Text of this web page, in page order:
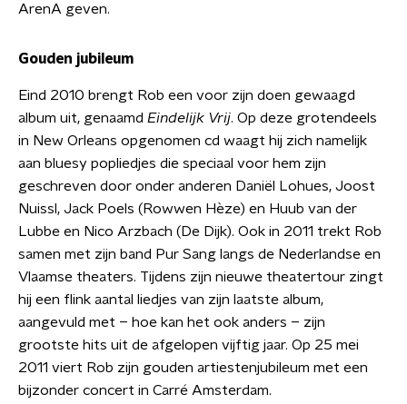
ArenA geven.
Gouden jubileum
Eind 2010 brengt Rob een voor zijn doen gewaagd
album uit, genaamd Eindelijk Vrij. Op deze grotendeels
in New Orleans opgenomen cd waagt hij zich namelijk
aan bluesy popliedjes die speciaal voor hem zijn
geschreven door onder anderen Daniël Lohues, Joost
Nuissl, Jack Poels (Rowwen Hèze) en Huub van der
Lubbe en Nico Arzbach (De Dijk). Ook in 2011 trekt Rob
samen met zijn band Pur Sang langs de Nederlandse en
Vlaamse theaters. Tijdens zijn nieuwe theatertour zingt
hij een flink aantal liedjes van zijn laatste album,
aangevuld met – hoe kan het ook anders – zijn
grootste hits uit de afgelopen vijftig jaar. Op 25 mei
2011 viert Rob zijn gouden artiestenjubileum met een
bijzonder concert in Carré Amsterdam.